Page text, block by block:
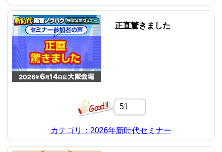
正直驚きました
51
カテゴリ：2026年新時代セミナー